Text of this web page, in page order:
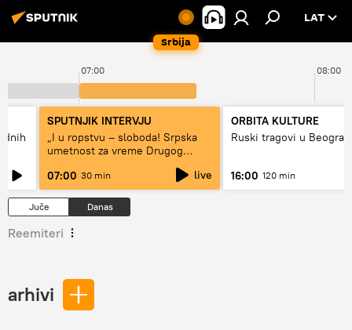
Srbija
LAT
07:00 08:00
SPUTNJIK INTERVJU
„I u ropstvu – sloboda! Srpska
umetnost za vreme Drugog
07:00 30 min live
ORBITA KULTURE
Ruski tragovi u
16:00 120 min
Juče Danas
Reemiteri
arhivi